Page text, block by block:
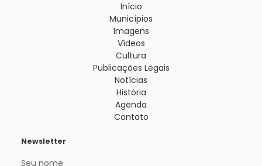
Início
Municípios
Imagens
Vídeos
Cultura
Publicações Legais
Notícias
História
Agenda
Contato
Newsletter